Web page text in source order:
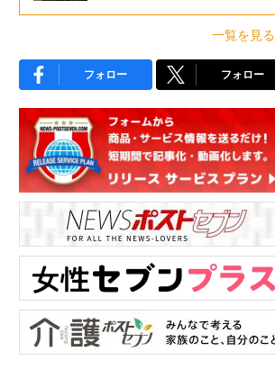
一覧を見る
フォロー フォロー